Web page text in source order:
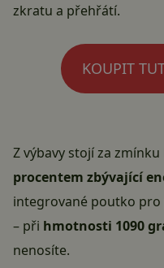
zkratu a přehřátí.
KOUPIT
Z výbavy stojí za zmínku
procentem zbývající
integrované poutko pro
– při hmotnosti 1090
nenosíte.